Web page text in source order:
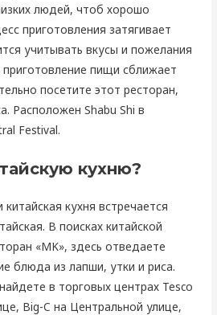
людей, чтоб хорошо
приготовления затягивает
учитывать вкусы и пожелания
пищи сближает
посетите этот ресторан,
Расположен Shabu Shi в
Festival.
кухню?
кухня встречается
В поисках китайской
«MK», здесь отведаете
блюда из лапши, утки и риса.
в торговых центрах Tesco
Big-C на Центральной улице,